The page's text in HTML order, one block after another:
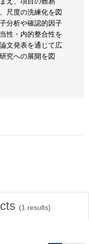
尺度の洗練化を図
分析や確認的因子
性・内的整合性を
文発表を通じて広
究への展開を図
(1 results)